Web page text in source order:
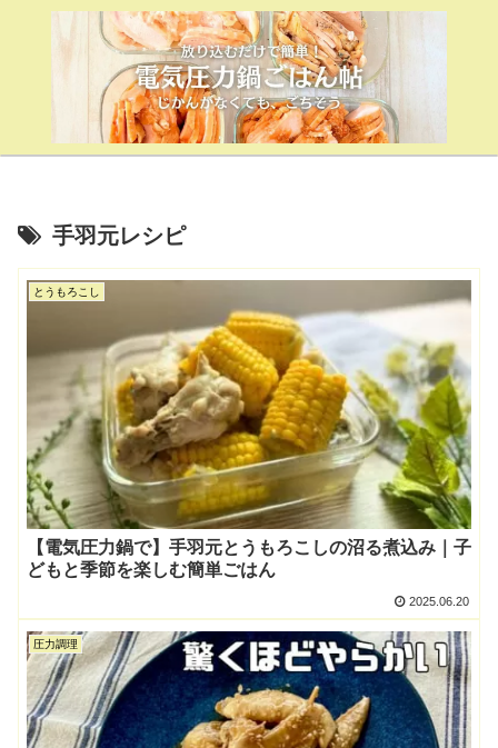
手羽元レシピ
とうもろこし
【電気圧力鍋で】手羽元とうもろこしの沼る煮込み｜子
どもと季節を楽しむ簡単ごはん
2025.06.20
圧力調理